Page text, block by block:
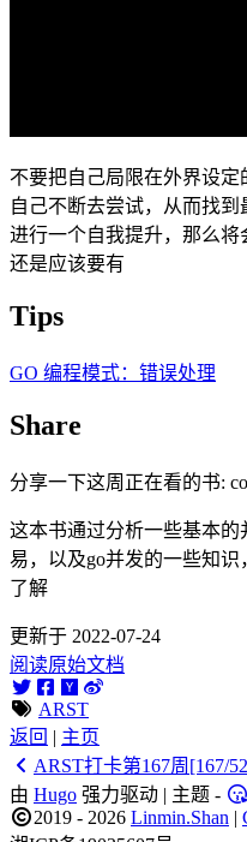
不要把自己局限在外界设
自己不断去尝试，从而找
进行一个自我提升，那么
还是应该要有
Tips
GO 编程模式：错误处理
Share
分享一下这周正在看的书:
这本书通过分析一些基本
易，以及go并发的一些知
了解
更新于 2022-07-24
阅读原始文档
ARST
返回 | 主页
ARST打卡第167周[167/
由 Hugo 强力驱动 | 主题 -
2019 - 2026 Linmin.Shan |